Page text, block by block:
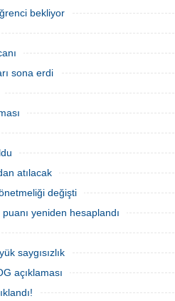
bekliyor
sona erdi
atılacak
değişti
yeniden hesaplandı
saygısızlık
açıklaması